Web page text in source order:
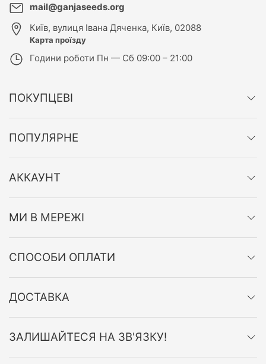
mail@ganjaseeds.org
Київ, вулиця Івана Дяченка, Київ, 02088
Карта проїзду
Години роботи Пн — Сб 09:00 – 21:00
ПОКУПЦЕВІ
ПОПУЛЯРНЕ
АККАУНТ
МИ В МЕРЕЖІ
СПОСОБИ ОПЛАТИ
ДОСТАВКА
ЗАЛИШАЙТЕСЯ НА ЗВ'ЯЗКУ!